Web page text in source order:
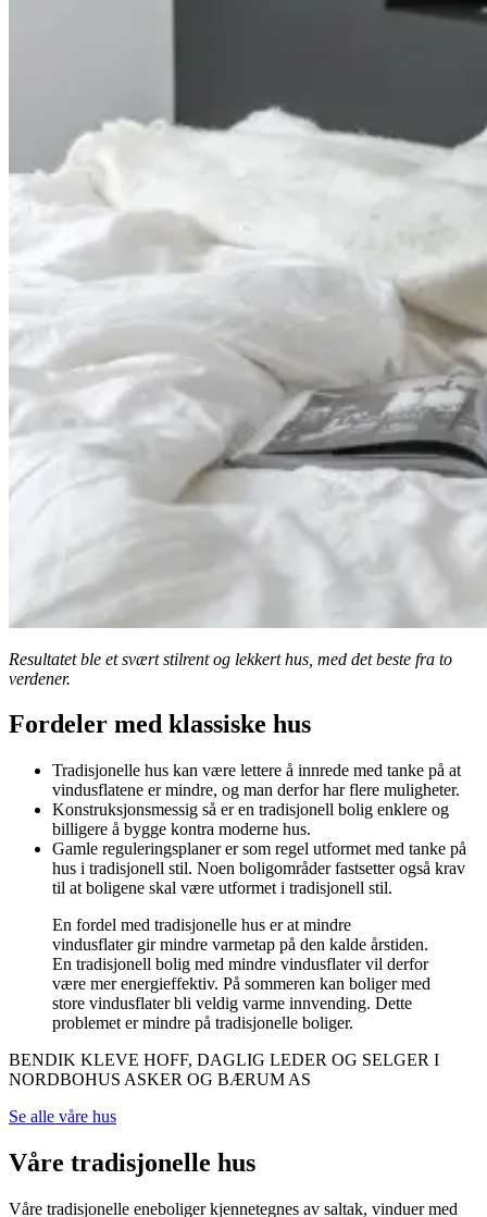
Resultatet ble et svært stilrent og lekkert hus, med det beste fra to
verdener.
Fordeler med klassiske hus
Tradisjonelle hus kan være lettere å innrede med tanke på at
vindusflatene er mindre, og man derfor har flere muligheter.
Konstruksjonsmessig så er en tradisjonell bolig enklere og
billigere å bygge kontra moderne hus.
Gamle reguleringsplaner er som regel utformet med tanke på
hus i tradisjonell stil. Noen boligområder fastsetter også krav
til at boligene skal være utformet i tradisjonell stil.
En fordel med tradisjonelle hus er at mindre
vindusflater gir mindre varmetap på den kalde årstiden.
En tradisjonell bolig med mindre vindusflater vil derfor
være mer energieffektiv. På sommeren kan boliger med
store vindusflater bli veldig varme innvending. Dette
problemet er mindre på tradisjonelle boliger.
BENDIK KLEVE HOFF, DAGLIG LEDER OG SELGER I
NORDBOHUS ASKER OG BÆRUM AS
Se alle våre hus
Våre tradisjonelle hus
Våre tradisjonelle eneboliger kjennetegnes av saltak, vinduer med